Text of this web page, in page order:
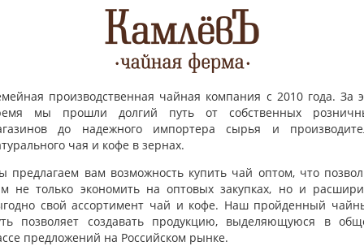
производственная чайная компания с 2010 года. За
мы прошли долгий путь от собственных
до надежного импортера сырья и
чая и кофе в зернах.
предлагаем вам возможность купить чай оптом, что
не только экономить на оптовых закупках, но и
свой ассортимент чай и кофе. Наш пройденный
позволяет создавать продукцию, выделяющуюся в
предложений на Российском рынке.